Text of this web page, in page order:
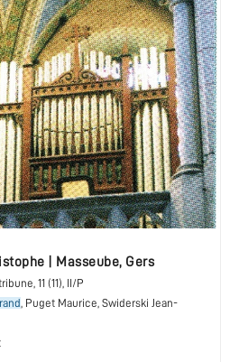
Masseube, Gers
, 11 (11), II/P
, Puget Maurice, Swiderski Jean-